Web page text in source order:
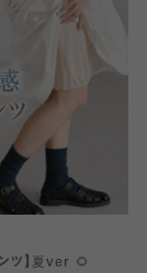
ツ】夏ver 🌻